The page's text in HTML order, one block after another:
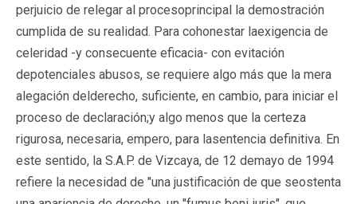
perjuicio de relegar al procesoprincipal la demostración
cumplida de su realidad. Para cohonestar laexigencia de
celeridad -y consecuente eficacia- con evitación
depotenciales abusos, se requiere algo más que la mera
alegación delderecho, suficiente, en cambio, para iniciar el
proceso de declaración;y algo menos que la certeza
rigurosa, necesaria, empero, para lasentencia definitiva. En
este sentido, la S.A.P. de Vizcaya, de 12 demayo de 1994
refiere la necesidad de "una justificación de que seostenta